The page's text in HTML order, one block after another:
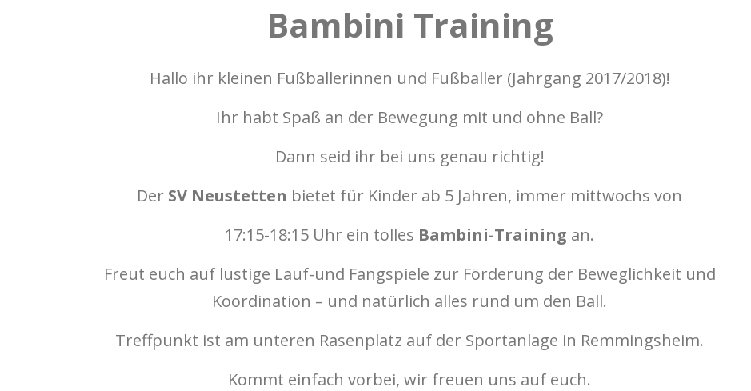
Bambini Training
Hallo ihr kleinen Fußballerinnen und Fußballer (Jahrgang 2017/2018)!
Ihr habt Spaß an der Bewegung mit und ohne Ball?
Dann seid ihr bei uns genau richtig!
Der SV Neustetten bietet für Kinder ab 5 Jahren, immer mittwochs von
17:15-18:15 Uhr ein tolles Bambini-Training an.
Freut euch auf lustige Lauf-und Fangspiele zur Förderung der Beweglichkeit und
Koordination – und natürlich alles rund um den Ball.
Treffpunkt ist am unteren Rasenplatz auf der Sportanlage in Remmingsheim.
Kommt einfach vorbei, wir freuen uns auf euch.